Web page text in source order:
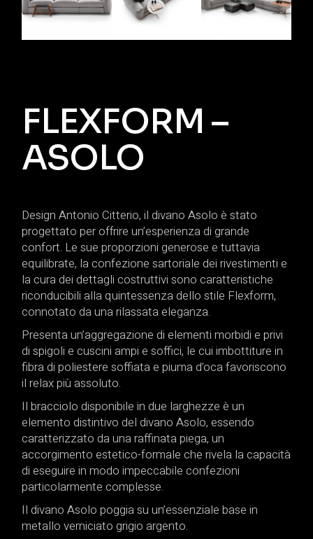
FLEXFORM –
ASOLO
Design Antonio Citterio, il divano Asolo è stato
progettato per offrire un’esperienza di grande
confort. Le sue proporzioni generose e tuttavia
equilibrate, la confezione sartoriale dei rivestimenti e
la cura dei dettagli costruttivi sono caratteristiche
riconducibili alla quintessenza dello stile Flexform,
connotato da una rilassata eleganza.
Presenta un’aggregazione di elementi morbidi e privi
di spigoli e cuscini ampi e soffici, le cui imbottiture in
fibra di poliestere soffiata e piuma d’oca favoriscono
il relax più assoluto.
Il bracciolo disponibile in due larghezze è un
elemento distintivo del divano Asolo, essendo
caratterizzato da una raffinata piega, un
accorgimento estetico-formale che rivela la capacità
di eseguire in modo impeccabile confezioni
particolarmente complesse.
Il divano Asolo poggia su un’essenziale base in
metallo verniciato grigio argento.